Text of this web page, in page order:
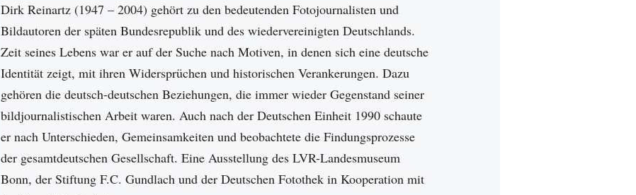
Dirk Reinartz (1947 – 2004) gehört zu den bedeutenden Fotojournalisten und
Bildautoren der späten Bundesrepublik und des wiedervereinigten Deutschlands.
Zeit seines Lebens war er auf der Suche nach Motiven, in denen sich eine deutsche
Identität zeigt, mit ihren Widersprüchen und historischen Verankerungen. Dazu
gehören die deutsch-deutschen Beziehungen, die immer wieder Gegenstand seiner
bildjournalistischen Arbeit waren. Auch nach der Deutschen Einheit 1990 schaute
er nach Unterschieden, Gemeinsamkeiten und beobachtete die Findungsprozesse
der gesamtdeutschen Gesellschaft. Eine Ausstellung des LVR-Landesmuseum
Bonn, der Stiftung F.C. Gundlach und der Deutschen Fotothek in Kooperation mit